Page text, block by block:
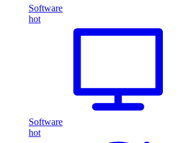
Software
hot
Software
hot